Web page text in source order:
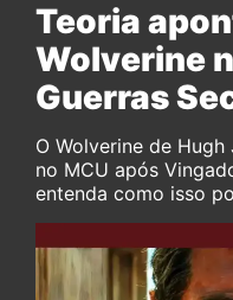
Teoria
Wolverine
Guerras
O Wolverine de
no MCU após
entenda como isso